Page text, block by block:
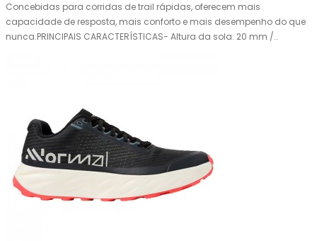
Concebidas para corridas de trail rápidas, oferecem mais
capacidade de resposta, mais conforto e mais desempenho do que
nunca.PRINCIPAIS CARACTERÍSTICAS- Altura da sola: 20 mm /..